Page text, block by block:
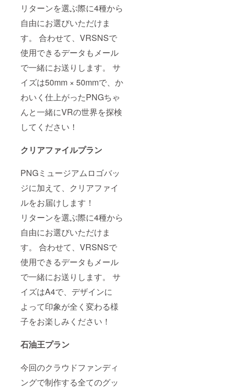
リターンを選ぶ際に4種から
自由にお選びいただけま
す。 合わせて、VRSNSで
使用できるデータもメール
で一緒にお送りします。 サ
イズは50mm × 50mmで、か
わいく仕上がったPNGちゃ
んと一緒にVRの世界を探検
してください！
クリアファイルプラン
PNGミュージアムロゴバッ
ジに加えて、クリアファイ
ルをお届けします！
リターンを選ぶ際に4種から
自由にお選びいただけま
す。 合わせて、VRSNSで
使用できるデータもメール
で一緒にお送りします。 サ
イズはA4で、デザインに
よって印象が全く変わる様
子をお楽しみください！
石油王プラン
今回のクラウドファンディ
ングで制作する全てのグッ